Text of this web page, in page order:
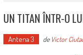
UN TITAN ÎNTR-O
Antena 3 de Victor